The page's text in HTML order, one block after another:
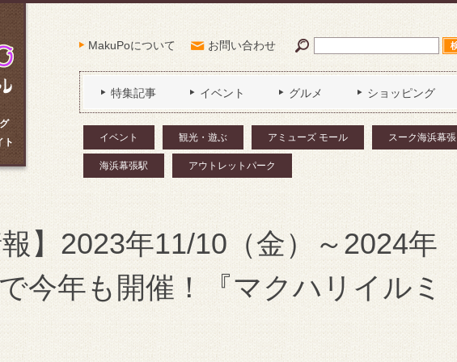
ト
MakuPoについて お問い合わせ
特集記事 イベント グルメ ショッピング
イベント 観光・遊ぶ アミューズ モール スーク海浜幕張
海浜幕張駅 アウトレットパーク
】2023年11/10（金）～2024年
今年も開催！『マクハリイルミ